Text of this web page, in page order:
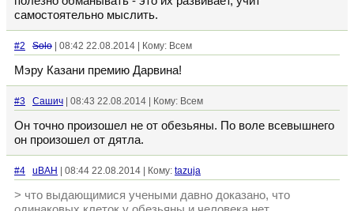
самостоятельно мыслить.
#2 Solo | 08:42 22.08.2014 | Кому: Всем
Мэру Казани премию Дарвина!
#3 Сашич | 08:43 22.08.2014 | Кому: Всем
Он точно произошел не от обезьяны. По воле всевышнего
он произошел от дятла.
#4 uBAH | 08:44 22.08.2014 | Кому: tazuja
> что выдающимися учеными давно доказано, что